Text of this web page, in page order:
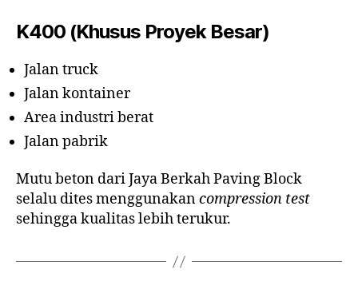
K400 (Khusus Proyek Besar)
Jalan truck
Jalan kontainer
Area industri berat
Jalan pabrik
Mutu beton dari Jaya Berkah Paving Block
selalu dites menggunakancompression test
sehingga kualitas lebih terukur.